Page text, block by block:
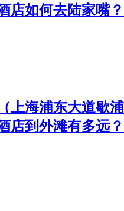
店如何去陆家嘴？
上海浦东大道歇浦
店到外滩有多远？